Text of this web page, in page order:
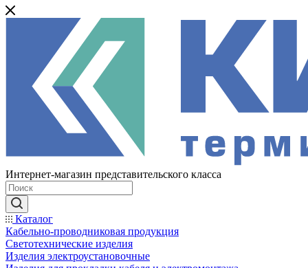
Интернет-магазин представительского класса
Каталог
Кабельно-проводниковая продукция
Светотехнические изделия
Изделия электроустановочные